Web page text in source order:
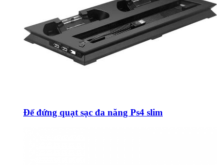
Đế đứng quạt sạc đa năng Ps4 slim